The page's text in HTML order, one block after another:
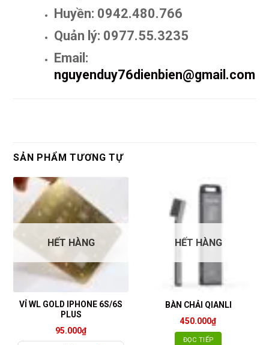
Huyền: 0942.480.766
Quản lý: 0977.55.3235
Email:
nguyenduy76dienbien@gmail.com
SẢN PHẨM TƯƠNG TỰ
HẾT HÀNG
VỈ WL GOLD IPHONE 6S/6S
PLUS
95.000₫
HẾT HÀNG
BÀN CHẢI QIANLI
450.000₫
ĐỌC TIẾP